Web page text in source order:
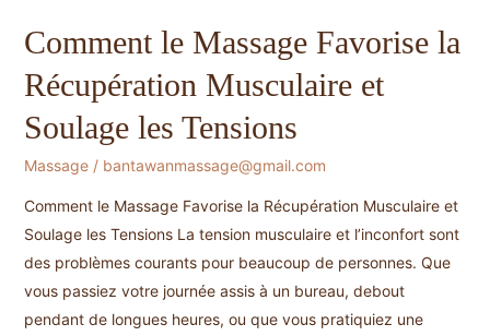
Comment le Massage Favorise la
Récupération Musculaire et
Soulage les Tensions
Massage/ bantawanmassage@gmail.com
Comment le Massage Favorise la Récupération Musculaire et
Soulage les Tensions La tension musculaire et l’inconfort sont
des problèmes courants pour beaucoup de personnes. Que
vous passiez votre journée assis à un bureau, debout
pendant de longues heures, ou que vous pratiquiez une